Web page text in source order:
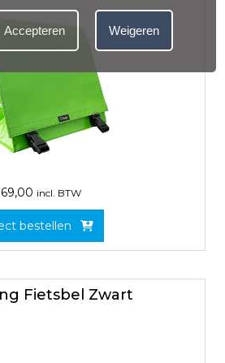
69,00 incl. BTW
bestellen
Fietsbel Zwart
Accepteren Weigeren